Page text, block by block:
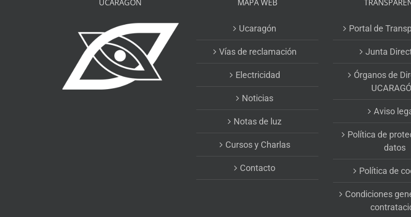
UCARAGÓN MAPA WEB
Ucaragón
Vías de reclamación
Electricidad
Noticias
Notas de luz
Cursos y Charlas
Contacto
Portal de
Junta
Órganos de
Aviso
Política de
datos
Política de
Condiciones